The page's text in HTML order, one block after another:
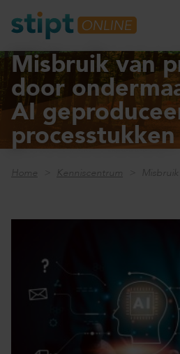
Misbruik van
door
AI
processtukken
Home Kenniscentrum